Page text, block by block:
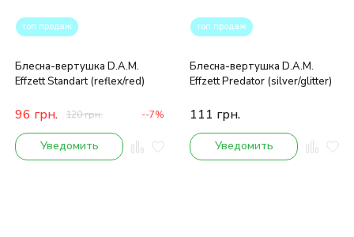
топ продаж
Блесна-вертушка D.A.M.
Effzett Standart (reflex/red)
96 грн. 120грн. --7%
Уведомить
топ продаж
Блесна-вертушка D.A.M.
Effzett Predator (silver/glitter)
111 грн.
Уведомить